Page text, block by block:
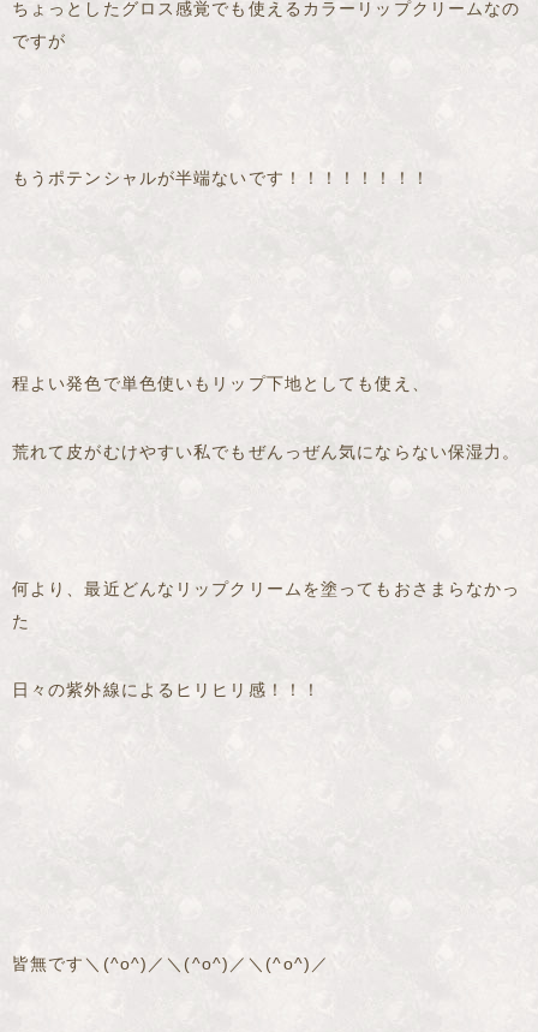
ちょっとしたグロス感覚でも使えるカラーリップクリームなの
ですが
もうポテンシャルが半端ないです！！！！！！！！
程よい発色で単色使いもリップ下地としても使え、
荒れて皮がむけやすい私でもぜんっぜん気にならない保湿力。
何より、最近どんなリップクリームを塗ってもおさまらなかっ
た
日々の紫外線によるヒリヒリ感！！！
皆無です＼(^o^)／＼(^o^)／＼(^o^)／